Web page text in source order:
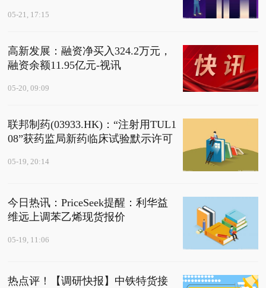
05-21, 17:15
高新发展：融资净买入324.2万元，
融资余额11.95亿元-视讯
05-20, 09:09
联邦制药(03933.HK)：“注射用TUL1
08”获药监局新药临床试验默示许可
05-19, 20:14
今日热讯：PriceSeek提醒：利华益
维远上调苯乙烯现货报价
05-19, 11:06
热点评！【调研快报】中铁特货接